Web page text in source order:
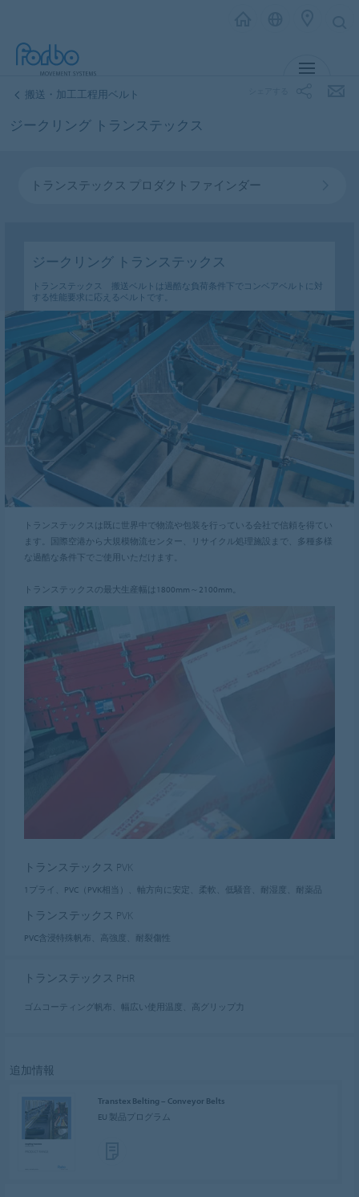
搬送・加工工程用ベルト
ジークリング トランステックス
トランステックス プロダクトファインダー
ジークリング トランステックス
トランステックス 搬送ベルトは過酷な負荷条件下でコンベアベルトに対
する性能要求に応えるベルトです。
トランステックスは既に世界中で物流や包装を行っている会社で信頼を得てい
ます。国際空港から大規模物流センター、リサイクル処理施設まで、多種多様
な過酷な条件下でご使用いただけます。
トランステックスの最大生産幅は1800mm～2100mm。
トランステックス PVK
1プライ、PVC（PVK相当）、軸方向に安定、柔軟、低騒音、耐湿度、耐薬品
トランステックス PVK
PVC含浸特殊帆布、高強度、耐裂傷性
トランステックス PHR
ゴムコーティング帆布、幅広い使用温度、高グリップ力
追加情報
Transtex Belting – Conveyor Belts
EU 製品プログラム